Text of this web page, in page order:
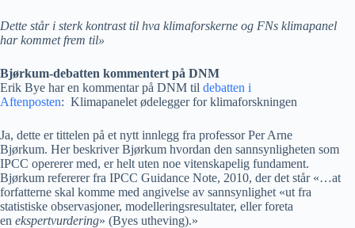
Dette står i sterk kontrast til hva klimaforskerne og FNs klimapanel
har kommet frem til»
Bjørkum-debatten kommentert på DNM
Erik Bye har en kommentar på DNM til debatten i
Aftenposten: Klimapanelet ødelegger for klimaforskningen
Ja, dette er tittelen på et nytt innlegg fra professor Per Arne
Bjørkum. Her beskriver Bjørkum hvordan den sannsynligheten som
IPCC opererer med, er helt uten noe vitenskapelig fundament.
Bjørkum refererer fra IPCC Guidance Note, 2010, der det står «…at
forfatterne skal komme med angivelse av sannsynlighet «ut fra
statistiske observasjoner, modelleringsresultater, eller foreta
en ekspertvurdering» (Byes utheving).»